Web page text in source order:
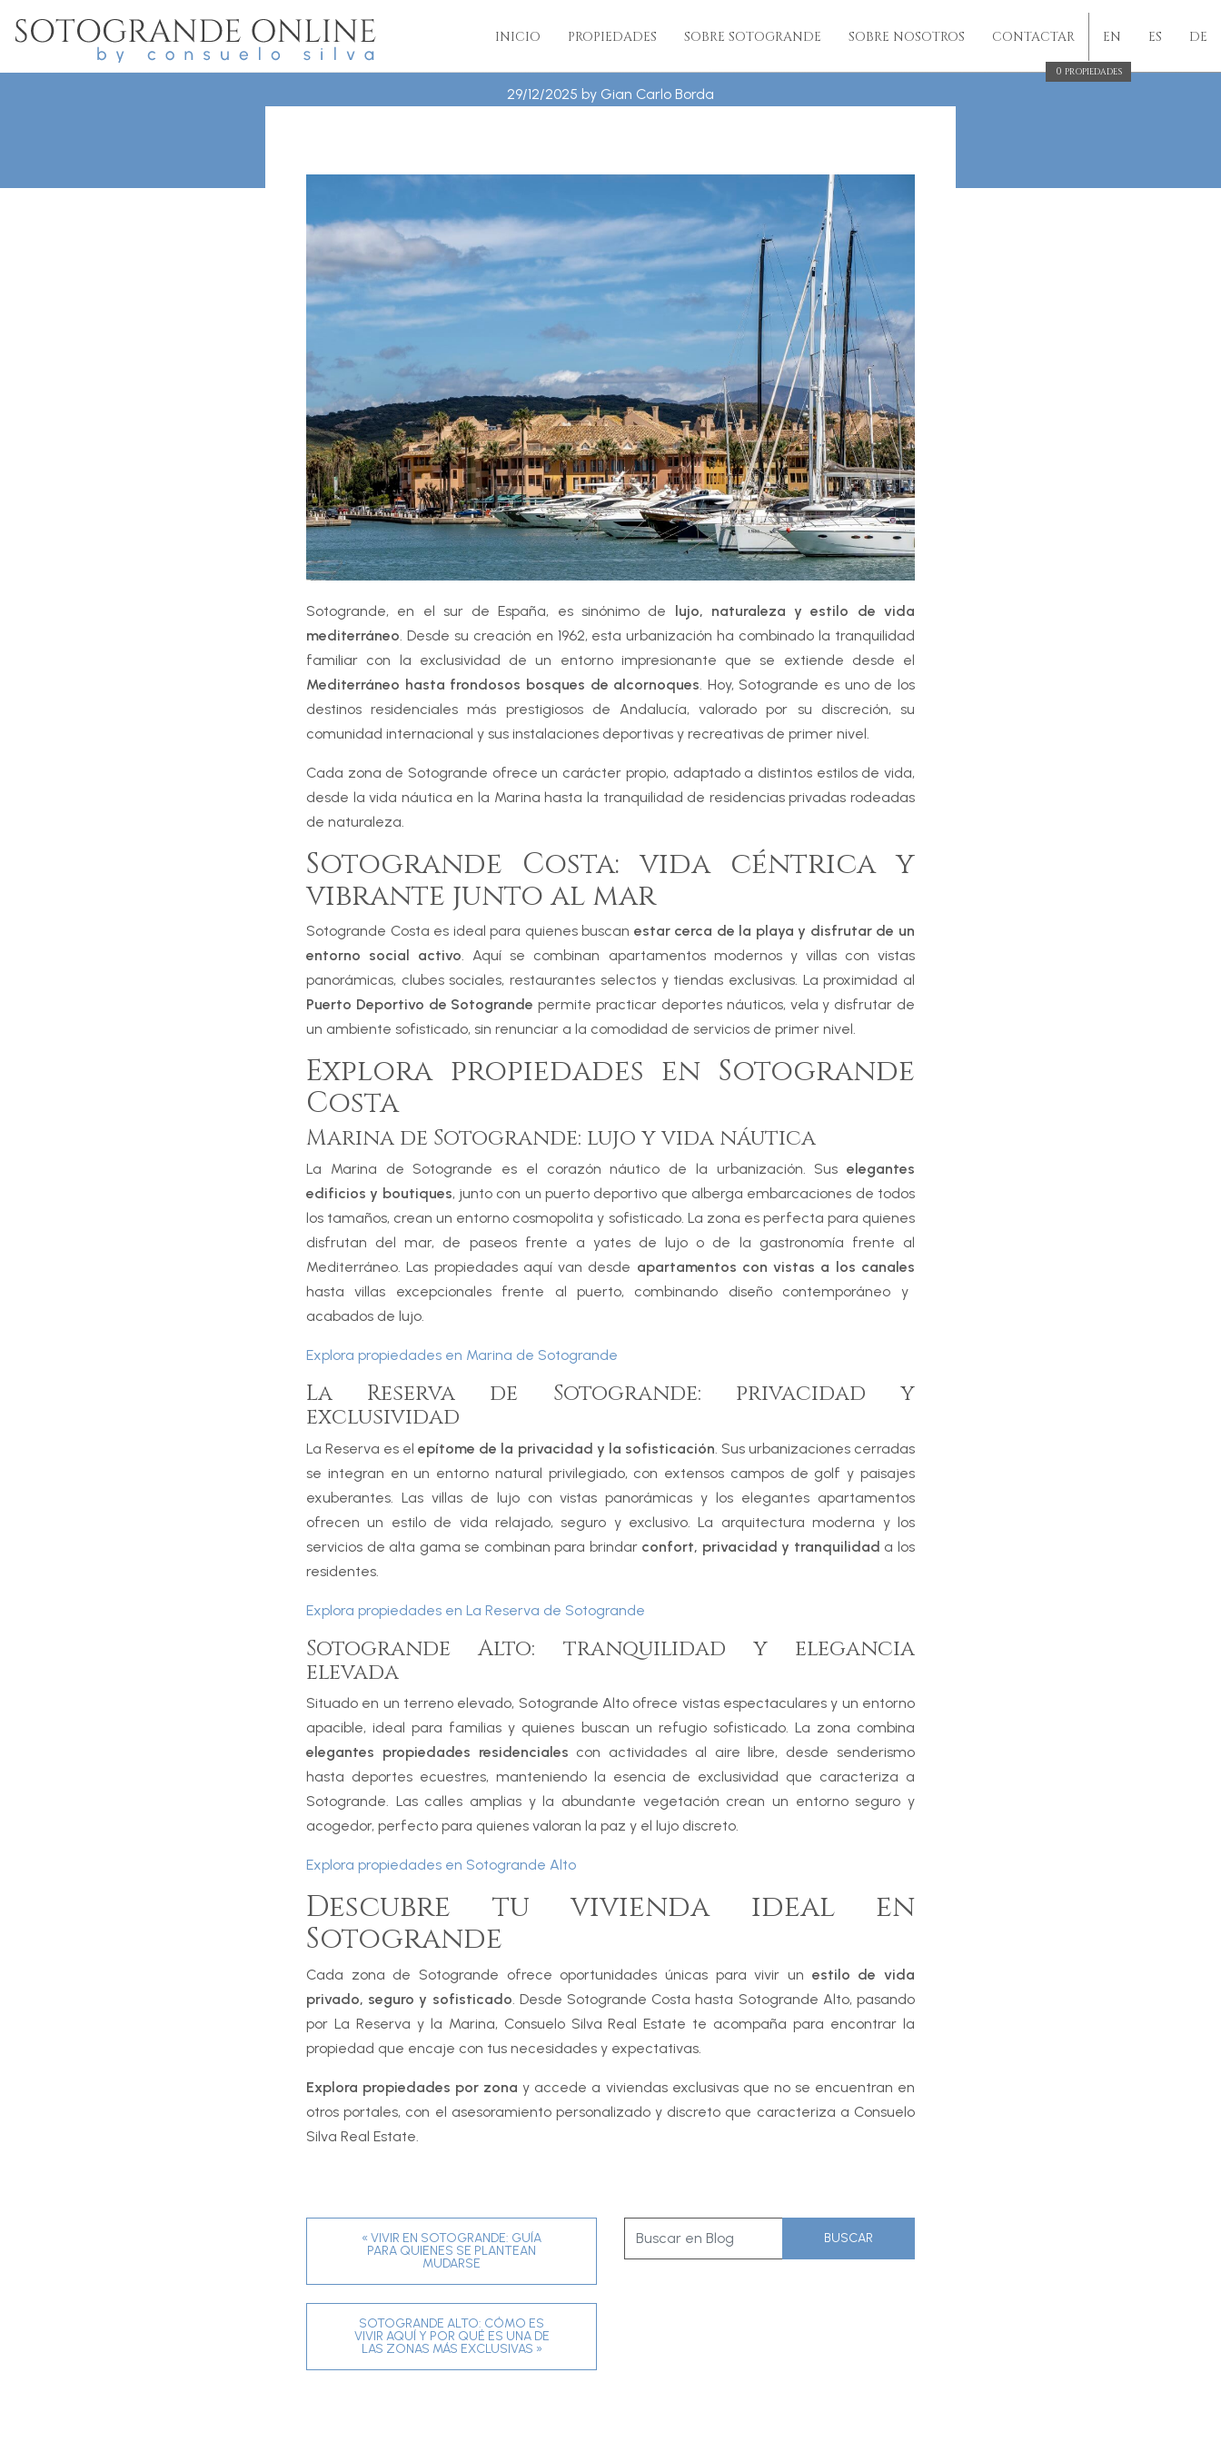
INICIO PROPIEDADES SOBRE SOTOGRANDE SOBRE NOSOTROS CONTACTAR
0 PROPIEDADES
EN ES DE
ZONAS MÁS EXCLUSIVAS DE SOTOGRANDE
29/12/2025 by Gian Carlo Borda
Sotogrande, en el sur de España, es sinónimo de lujo, naturaleza y estilo de vida
mediterráneo . Desde su creación en 1962, esta urbanización ha combinado la tranquilidad
familiar con la exclusividad de un entorno impresionante que se extiende desde el
Mediterráneo hasta frondosos bosques de alcornoques . Hoy, Sotogrande es uno de los
destinos residenciales más prestigiosos de Andalucía, valorado por su discreción, su
comunidad internacional y sus instalaciones deportivas y recreativas de primer nivel.
Cada zona de Sotogrande ofrece un carácter propio, adaptado a distintos estilos de vida,
desde la vida náutica en la Marina hasta la tranquilidad de residencias privadas rodeadas
de naturaleza.
Sotogrande Costa: vida céntrica y
vibrante junto al mar
Sotogrande Costa es ideal para quienes buscan estar cerca de la playa y disfrutar de un
entorno social activo. Aquí se combinan apartamentos modernos y villas con vistas
panorámicas, clubes sociales, restaurantes selectos y tiendas exclusivas. La proximidad al
Puerto Deportivo de Sotogrande permite practicar deportes náuticos, vela y disfrutar de
un ambiente sofisticado, sin renunciar a la comodidad de servicios de primer nivel.
Explora propiedades en Sotogrande
Costa
Marina de Sotogrande: lujo y vida náutica
La Marina de Sotogrande es el corazón náutico de la urbanización. Sus elegantes
edificios y boutiques, junto con un puerto deportivo que alberga embarcaciones de todos
los tamaños, crean un entorno cosmopolita y sofisticado. La zona es perfecta para quienes
disfrutan del mar, de paseos frente a yates de lujo o de la gastronomía frente al
Mediterráneo. Las propiedades aquí van desde apartamentos con vistas a los canales
hasta villas excepcionales frente al puerto, combinando diseño contemporáneo y
acabados de lujo.
Explora propiedades en Marina de Sotogrande
La Reserva de Sotogrande: privacidad y
exclusividad
La Reserva es elepítome de la privacidad y la sofisticación . Sus urbanizaciones cerradas
se integran en un entorno natural privilegiado, con extensos campos de golf y paisajes
exuberantes. Las villas de lujo con vistas panorámicas y los elegantes apartamentos
ofrecen un estilo de vida relajado, seguro y exclusivo. La arquitectura moderna y los
servicios de alta gama se combinan para brindar confort, privacidad y tranquilidad a los
residentes.
Explora propiedades en La Reserva de Sotogrande
Sotogrande Alto: tranquilidad y elegancia
elevada
Situado en un terreno elevado, Sotogrande Alto ofrece vistas espectaculares y un entorno
apacible, ideal para familias y quienes buscan un refugio sofisticado. La zona combina
elegantes propiedades residenciales con actividades al aire libre, desde senderismo
hasta deportes ecuestres, manteniendo la esencia de exclusividad que caracteriza a
Sotogrande. Las calles amplias y la abundante vegetación crean un entorno seguro y
acogedor, perfecto para quienes valoran la paz y el lujo discreto.
Explora propiedades en Sotogrande Alto
Descubre tu vivienda ideal en
Sotogrande
Cada zona de Sotogrande ofrece oportunidades únicas para vivir un estilo de vida
privado, seguro y sofisticado . Desde Sotogrande Costa hasta Sotogrande Alto, pasando
por La Reserva y la Marina, Consuelo Silva Real Estate te acompaña para encontrar la
propiedad que encaje con tus necesidades y expectativas.
Explora propiedades por zona y accede a viviendas exclusivas que no se encuentran en
otros portales, con el asesoramiento personalizado y discreto que caracteriza a Consuelo
Silva Real Estate.
« VIVIR EN SOTOGRANDE: GUÍA
PARA QUIENES SE PLANTEAN
MUDARSE
SOTOGRANDE ALTO: CÓMO ES
VIVIR AQUÍ Y POR QUÉ ES UNA DE
LAS ZONAS MÁS EXCLUSIVAS »
BUSCAR